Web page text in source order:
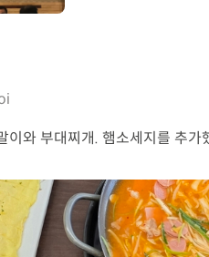
이와 부대찌개. 햄소세지를 추